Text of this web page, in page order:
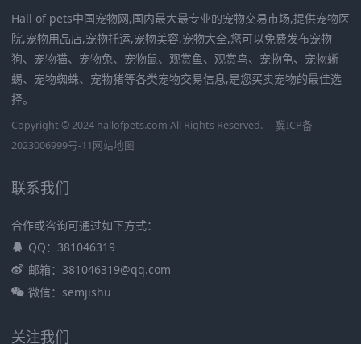
Hall of pets中国宠物网,国内最大最专业的宠物交易市场,提供宠物医
院,宠物用品店,宠物托运,宠物美容,宠物大全,您可以免费发布宠物
狗、宠物猫、宠物兔、宠物鼠、观赏鱼、观赏鸟、宠物龟、宠物蜥
蜴、宠物蜘蛛、宠物猪等各类宠物交易信息,是您买卖宠物的最佳选
择。
Copyright © 2024 hallofpets.com All Rights Reserved.
冀ICP备
2023006999号-11网站地图
联系我们
合作或咨询可通过如下方式：
QQ：381046319
邮箱：381046319@qq.com
微信：semjishu
关注我们